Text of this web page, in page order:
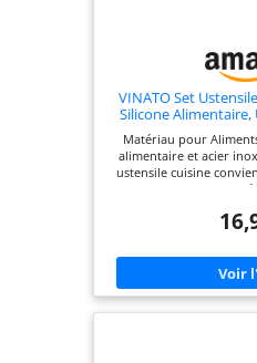
organisée et de garder
VINATO Set
Silicone Alimentaire,
sans BPA, Lavable
Matériau pour
alimentaire et acier
ustensile cuisine
lors de la cuisson, du
saveurs des aliments.
Les bords arrondis
rayures sur les
inoxydable ne